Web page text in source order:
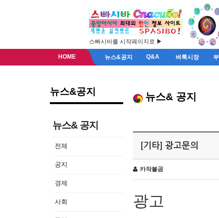
스빠시바를 시작페이지로 ▶
HOME 뉴스&공지 Q&A 벼룩시장
뉴스&공지
뉴스& 공지
전체
공지
경제
사회
뉴스& 공지
[기타] 광고문의
카작불곰
광고